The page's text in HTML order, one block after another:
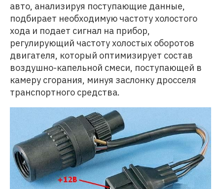
авто, анализируя поступающие данные,
подбирает необходимую частоту холостого
хода и подает сигнал на прибор,
регулирующий частоту холостых оборотов
двигателя, который оптимизирует состав
воздушно-капельной смеси, поступающей в
камеру сгорания, минуя заслонку дросселя
транспортного средства.